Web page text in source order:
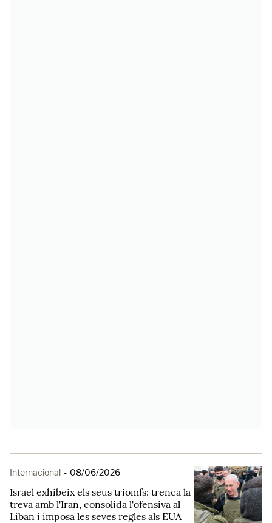
Internacional - 08/06/2026
Israel exhibeix els seus triomfs: trenca la
treva amb l'Iran, consolida l'ofensiva al
Líban i imposa les seves regles als EUA